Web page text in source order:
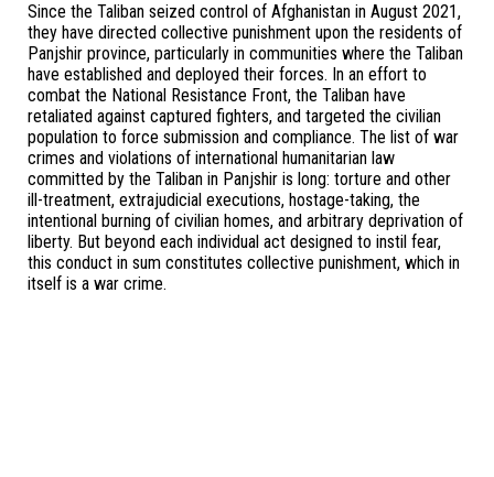
Since the Taliban seized control of Afghanistan in August 2021,
they have directed collective punishment upon the residents of
Panjshir province, particularly in communities where the Taliban
have established and deployed their forces. In an effort to
combat the National Resistance Front, the Taliban have
retaliated against captured fighters, and targeted the civilian
population to force submission and compliance. The list of war
crimes and violations of international humanitarian law
committed by the Taliban in Panjshir is long: torture and other
ill-treatment, extrajudicial executions, hostage-taking, the
intentional burning of civilian homes, and arbitrary deprivation of
liberty. But beyond each individual act designed to instil fear,
this conduct in sum constitutes collective punishment, which in
itself is a war crime.